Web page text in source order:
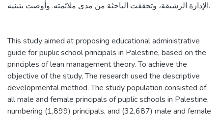
الإدارة الرشيقة، وتحققت الباحثة من مدى ملائمته. وأوصت بتبنيه.
This study aimed at proposing educational administrative
guide for puplic school principals in Palestine, based on the
principles of lean management theory. To achieve the
objective of the study, The research used the descriptive
developmental method. The study population consisted of
all male and female principals of puplic schools in Palestine,
numbering (1,899) principals, and (32,687) male and female